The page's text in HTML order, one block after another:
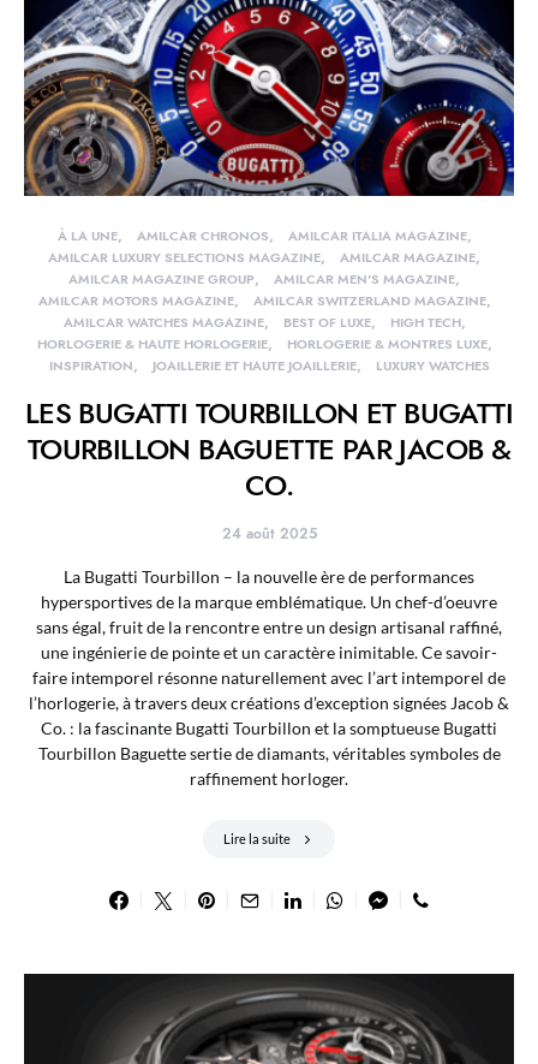
À LA UNE AMILCAR CHRONOS
AMILCAR ITALIA MAGAZINE
AMILCAR LUXURY SELECTIONS MAGAZINE
AMILCAR MAGAZINE
AMILCAR MAGAZINE GROUP
AMILCAR MEN'S MAGAZINE
AMILCAR MOTORS MAGAZINE
AMILCAR SWITZERLAND MAGAZINE
AMILCAR WATCHES MAGAZINE
BEST OF LUXE
HIGH TECH
HORLOGERIE & HAUTE HORLOGERIE
HORLOGERIE & MONTRES LUXE
INSPIRATION
JOAILLERIE ET HAUTE JOAILLERIE LUXURY WATCHES
LES BUGATTI TOURBILLON ET BUGATTI
TOURBILLON BAGUETTE PAR JACOB &
CO.
24 août 2025
La Bugatti Tourbillon – la nouvelle ère de performances
hypersportives de la marque emblématique. Un chef-d’oeuvre
sans égal, fruit de la rencontre entre un design artisanal raffiné,
une ingénierie de pointe et un caractère inimitable. Ce savoir-
faire intemporel résonne naturellement avec l’art intemporel de
l’horlogerie, à travers deux créations d’exception signées Jacob &
Co. : la fascinante Bugatti Tourbillon et la somptueuse Bugatti
Tourbillon Baguette sertie de diamants, véritables symboles de
raffinement horloger.
Lire la suite